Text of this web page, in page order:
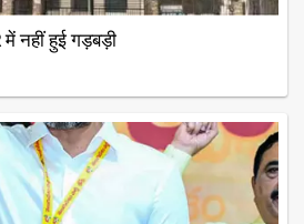
नहीं हुई गड़बड़ी